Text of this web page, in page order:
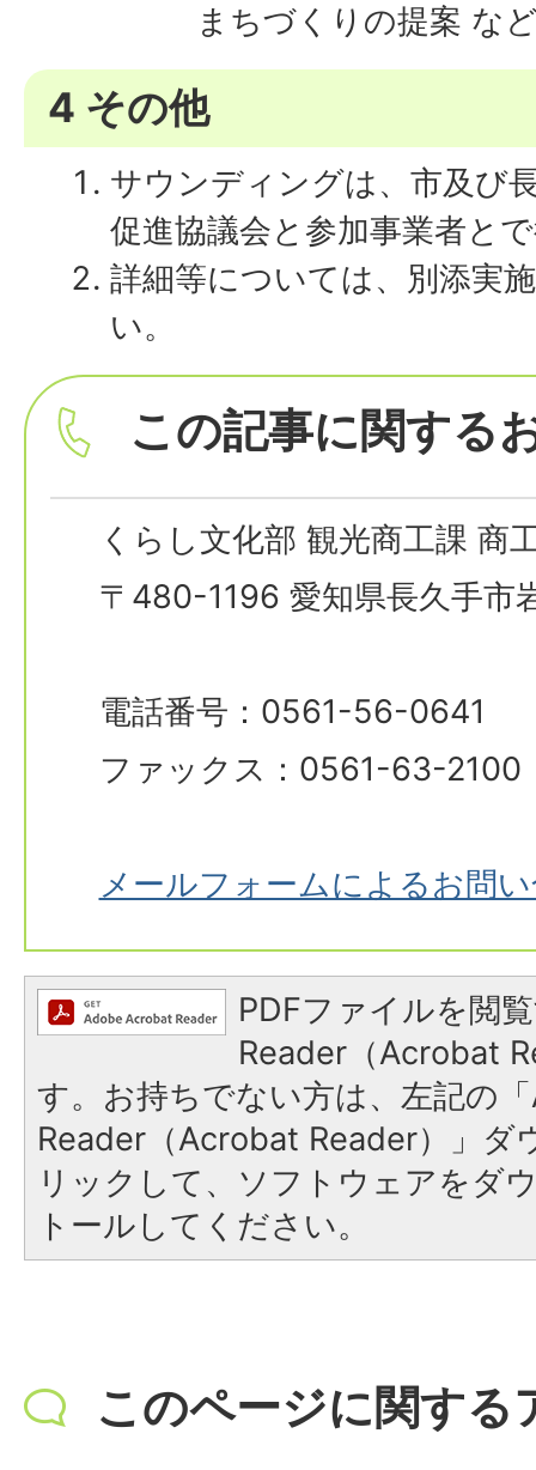
まちづくりの提案 な
4 その他
サウンディングは、市及び
促進協議会と参加事業者と
詳細等については、別添実
い。
この記事に関する
くらし文化部 観光商工課 商
〒480-1196 愛知県長久手市
電話番号：0561-56-0641
ファックス：0561-63-2100
メールフォームによるお問
PDFファイルを閲
Reader（Acrobat
す。お持ちでない方は、左記の
Reader（Acrobat Reader）」ダ
リックして、ソフトウェアをダ
トールしてください。
このページに関する